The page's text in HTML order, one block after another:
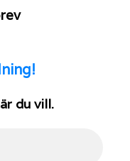
du vill.